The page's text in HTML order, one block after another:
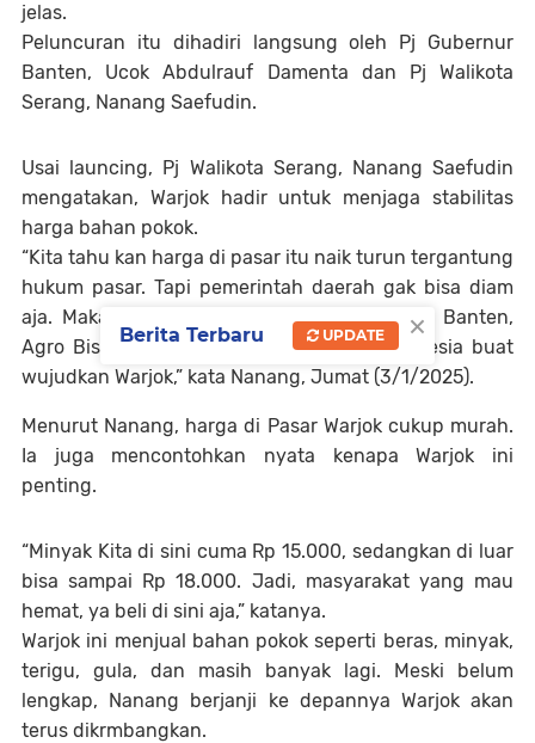
jelas.
Peluncuran itu dihadiri langsung oleh Pj Gubernur
Banten, Ucok Abdulrauf Damenta dan Pj Walikota
Serang, Nanang Saefudin.
Usai launcing, Pj Walikota Serang, Nanang Saefudin
mengatakan, Warjok hadir untuk menjaga stabilitas
harga bahan pokok.
“Kita tahu kan harga di pasar itu naik turun tergantung
hukum pasar. Tapi pemerintah daerah gak bisa diam
aja. Makanya kita kolaborasi sama Pemprov Banten,
Agro Bisnis Mandiri (ABM), dan Bank Indonesia buat
wujudkan Warjok,” kata Nanang, Jumat (3/1/2025).
Menurut Nanang, harga di Pasar Warjok cukup murah.
Ia juga mencontohkan nyata kenapa Warjok ini
penting.
“Minyak Kita di sini cuma Rp 15.000, sedangkan di luar
bisa sampai Rp 18.000. Jadi, masyarakat yang mau
hemat, ya beli di sini aja,” katanya.
Warjok ini menjual bahan pokok seperti beras, minyak,
terigu, gula, dan masih banyak lagi. Meski belum
lengkap, Nanang berjanji ke depannya Warjok akan
terus dikrmbangkan.
×
Berita Terbaru UPDATE